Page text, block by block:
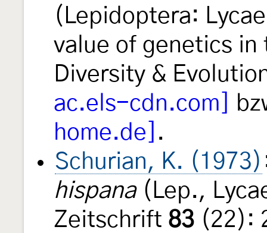
(Lepidoptera:
value of genetics
Diversity &
ac.els-cdn.com]
home.de] .
Schurian, K. (1973)
hispana(Lep.,
Zeitschrift 83 (22):